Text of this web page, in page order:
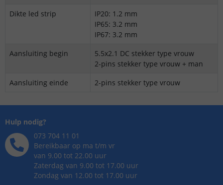
Dikte led strip
IP20: 1.2 mm
IP65: 3.2 mm
IP67: 3.2 mm
Aansluiting begin
5.5x2.1 DC stekker type vrouw
2-pins stekker type vrouw + man
Aansluiting einde
2-pins stekker type vrouw
Hulp nodig?
073 704 11 01
Bereikbaar op ma t/m vr
van 9.00 tot 22.00 uur
Zaterdag van 9.00 tot 17.00 uur
Zondag van 12.00 tot 17.00 uur